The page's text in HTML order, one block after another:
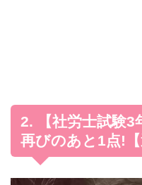
2. 【社労士試験3
再びのあと1点!【